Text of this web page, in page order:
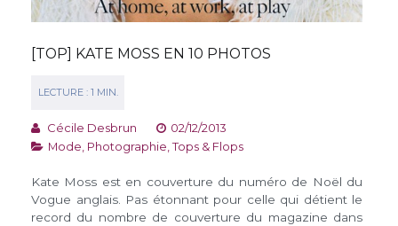
[TOP] KATE MOSS EN 10 PHOTOS
Cécile Desbrun
02/12/2013
Mode Photographie ,Tops & Flops
Kate Moss est en couverture du numéro de Noël du
Vogue anglais. Pas étonnant pour celle qui détient le
record du nombre de couverture du magazine dans